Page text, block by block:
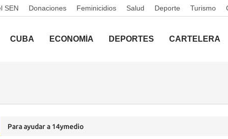
SEN Donaciones Feminicidios Salud Deporte Turismo
CUBA ECONOMÍA DEPORTES CARTELERA
Para ayudar a 14ymedio